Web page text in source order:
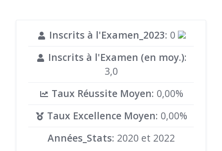
Inscrits à l'Examen_2023: 0
Inscrits à l'Examen (en moy.):
3,0
Taux Réussite Moyen: 0,00%
Taux Excellence Moyen: 0,00%
Années_Stats: 2020 et 2022